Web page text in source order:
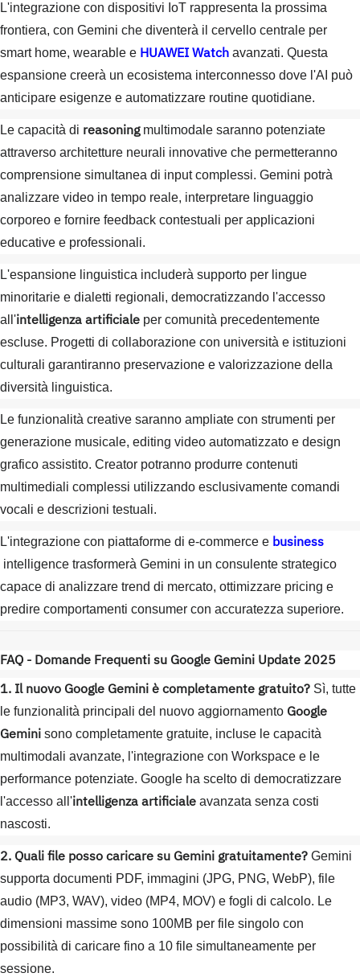
L'integrazione con dispositivi IoT rappresenta la prossima
frontiera, con Gemini che diventerà il cervello centrale per
smart home, wearable e HUAWEI Watch avanzati. Questa
espansione creerà un ecosistema interconnesso dove l'AI può
anticipare esigenze e automatizzare routine quotidiane.
Le capacità di reasoningmultimodale saranno potenziate
attraverso architetture neurali innovative che permetteranno
comprensione simultanea di input complessi. Gemini potrà
analizzare video in tempo reale, interpretare linguaggio
corporeo e fornire feedback contestuali per applicazioni
educative e professionali.
L'espansione linguistica includerà supporto per lingue
minoritarie e dialetti regionali, democratizzando l'accesso
all'intelligenza artificiale per comunità precedentemente
escluse. Progetti di collaborazione con università e istituzioni
culturali garantiranno preservazione e valorizzazione della
diversità linguistica.
Le funzionalità creative saranno ampliate con strumenti per
generazione musicale, editing video automatizzato e design
grafico assistito. Creator potranno produrre contenuti
multimediali complessi utilizzando esclusivamente comandi
vocali e descrizioni testuali.
L'integrazione con piattaforme di e-commerce e business
intelligence trasformerà Gemini in un consulente strategico
capace di analizzare trend di mercato, ottimizzare pricing e
predire comportamenti consumer con accuratezza superiore.
FAQ - Domande Frequenti su Google Gemini Update 2025
1. Il nuovo Google Gemini è completamente gratuito? Sì, tutte
le funzionalità principali del nuovo aggiornamento Google
Gemini sono completamente gratuite, incluse le capacità
multimodali avanzate, l'integrazione con Workspace e le
performance potenziate. Google ha scelto di democratizzare
l'accesso all'intelligenza artificiale avanzata senza costi
nascosti.
2. Quali file posso caricare su Gemini gratuitamente? Gemini
supporta documenti PDF, immagini (JPG, PNG, WebP), file
audio (MP3, WAV), video (MP4, MOV) e fogli di calcolo. Le
dimensioni massime sono 100MB per file singolo con
possibilità di caricare fino a 10 file simultaneamente per
sessione.